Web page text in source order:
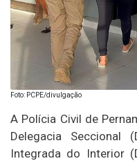
Foto: PCPE/divulgação
A Polícia Civil de
Delegacia Seccional
Integrada do Interior